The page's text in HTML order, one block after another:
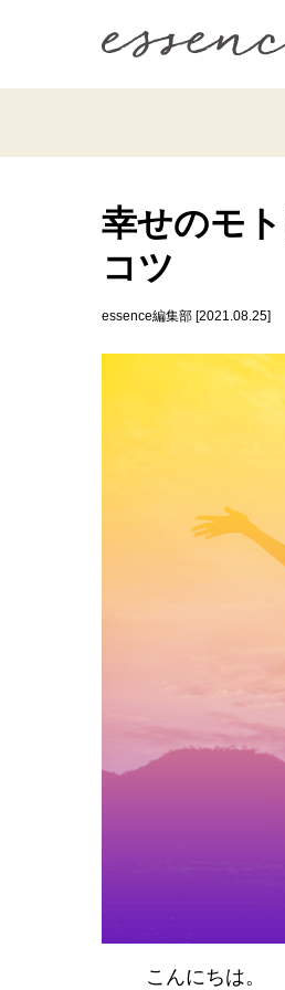
幸せのモ
コツ
essence編集部 [2021.08.25]
こんにちは。